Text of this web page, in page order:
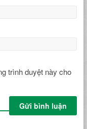
trình duyệt này cho